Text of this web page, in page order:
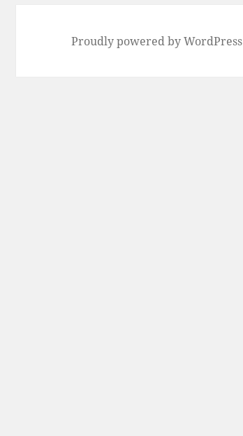
Proudly powered by WordPress